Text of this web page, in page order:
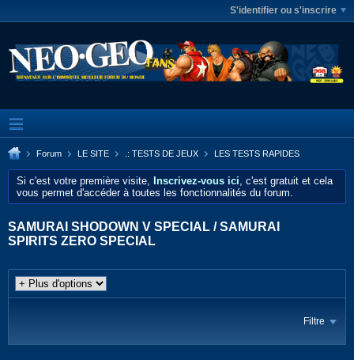
S'identifier ou s'inscrire
Forum LE SITE .: TESTS DE JEUX LES TESTS RAPIDES
Si c'est votre première visite, Inscrivez-vous ici, c'est gratuit et cela
vous permet d'accéder à toutes les fonctionnalités du forum.
SAMURAI SHODOWN V SPECIAL / SAMURAI
SPIRITS ZERO SPECIAL
Filtre